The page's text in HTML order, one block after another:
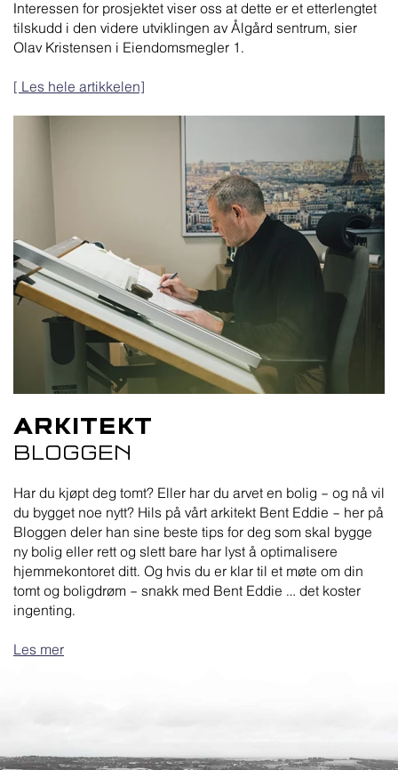
Interessen for prosjektet viser oss at dette er et etterlengtet
tilskudd i den videre utviklingen av Ålgård sentrum, sier
Olav Kristensen i Eiendomsmegler 1.
[ Les hele artikkelen]
ARKITEKT
BLOGGEN
Har du kjøpt deg tomt? Eller har du arvet en bolig – og nå vil
du bygget noe nytt? Hils på vårt arkitekt Bent Eddie – her på
Bloggen deler han sine beste tips for deg som skal bygge
ny bolig eller rett og slett bare har lyst å optimalisere
hjemmekontoret ditt. Og hvis du er klar til et møte om din
tomt og boligdrøm – snakk med Bent Eddie … det koster
ingenting.
Les mer